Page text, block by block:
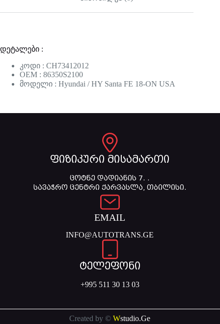
დეტალები :
კოდი : CH73412012
OEM : 86350S2100
მოდელი : Hyundai / HY Santa FE 18-ON USA
ფიზიკური მისამართი
ცოტნე დადიანის 7. .
სავაჭრო ცენტრი ქარვასლა, თბილისი.
EMAIL
INFO@AUTOTRANS.GE
ტელეფონი
+995 511 30 13 03
Created by ©Wstudio.Ge